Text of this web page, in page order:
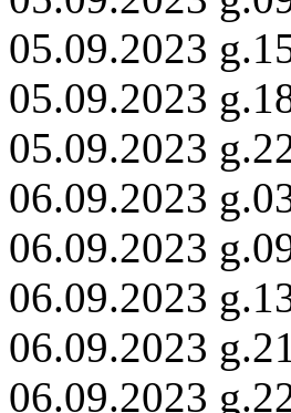
05.09.2023
05.09.2023
05.09.2023
06.09.2023
06.09.2023
06.09.2023
06.09.2023
06.09.2023